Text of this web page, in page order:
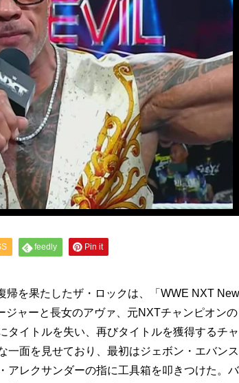
feedly Pin it
帰を果たしたザ・ロックは、「WWE NXT New
ジャーと長女のアヴァ、元NXTチャンピオンの
タイトルを失い、再びタイトルを獲得するチャ
一面を見せており、最初はジェボン・エバンス
アレクサンダーの指に工具箱を叩きつけた。バ